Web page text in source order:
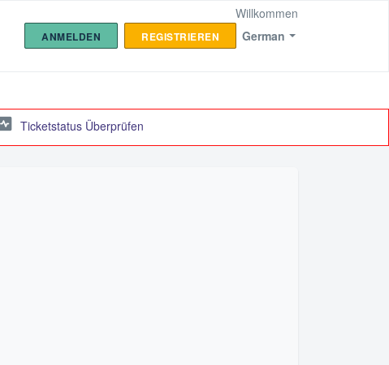
German
Willkommen
ANMELDEN REGISTRIEREN
Ticketstatus Überprüfen